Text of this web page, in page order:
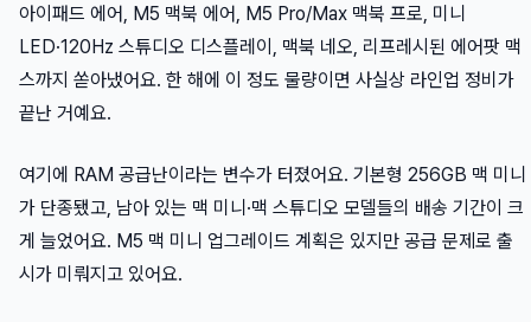
아이패드 에어, M5 맥북 에어, M5 Pro/Max 맥북 프로, 미니
LED·120Hz 스튜디오 디스플레이, 맥북 네오, 리프레시된 에어팟 맥
스까지 쏟아냈어요. 한 해에 이 정도 물량이면 사실상 라인업 정비가
끝난 거예요.
여기에 RAM 공급난이라는 변수가 터졌어요. 기본형 256GB 맥 미니
가 단종됐고, 남아 있는 맥 미니·맥 스튜디오 모델들의 배송 기간이 크
게 늘었어요. M5 맥 미니 업그레이드 계획은 있지만 공급 문제로 출
시가 미뤄지고 있어요.